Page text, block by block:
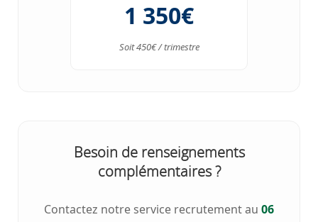
1 350€
Soit 450€ / trimestre
Besoin de renseignements
complémentaires ?
Contactez notre service recrutement au 06